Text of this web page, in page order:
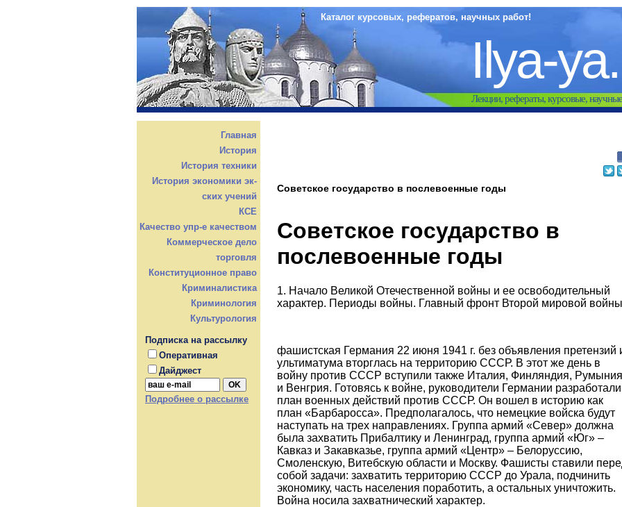
Каталог курсовых, рефератов, научных работ!
Ilya-
Лекции, рефераты, курсовые,
Главная
История
История техники
История экономики эк-
ских учений
КСЕ
Качество упр-е качеством
Коммерческое дело
торговля
Конституционное право
Криминалистика
Криминология
Культурология
Подписка на рассылку
Оперативная
Дайджест
Подробнее о рассылке
Советское государство в послевоенные годы
Советское государство в
послевоенные годы
1. Начало Великой Отечественной войны и ее освободительный
характер. Периоды войны. Главный фронт Второй мировой войны
фашистская Германия 22 июня 1941 г. без объявления претензий
ультиматума вторглась на территорию СССР. В этот же день в
войну против СССР вступили также Италия, Финляндия, Румыния
и Венгрия. Готовясь к войне, руководители Германии разработали
план военных действий против СССР. Он вошел в историю как
план «Барбаросса». Предполагалось, что немецкие войска будут
наступать на трех направлениях. Группа армий «Север» должна
была захватить Прибалтику и Ленинград, группа армий «Юг» –
Кавказ и Закавказье, группа армий «Центр» – Белоруссию,
Смоленскую, Витебскую области и Москву. Фашисты ставили
собой задачи: захватить территорию СССР до Урала, подчинить
экономику, часть населения поработить, а остальных уничтожить.
Война носила захватнический характер.